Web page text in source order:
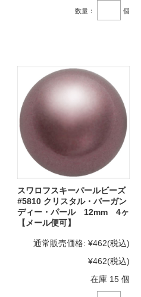
数量： 個
スワロフスキーパールビーズ
#5810 クリスタル・バーガン
ディー・パール 12mm 4ヶ
【メール便可】
通常販売価格: ¥462(税込)
¥462(税込)
在庫 15 個